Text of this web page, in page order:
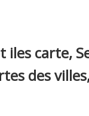
iles carte,
des